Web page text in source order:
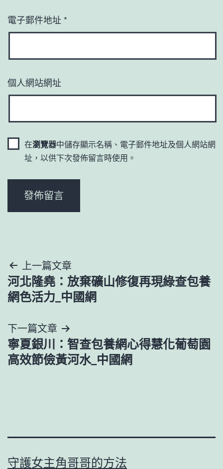
電子郵件地址 *
個人網站網址
在瀏覽器中儲存顯示名稱、電子郵件地址及個人網站網
址，以供下次發佈留言時使用。
文
章
覽
上一篇文章
河北隆堯：放棄礦山修復再現綠查包養
網色活力_中國網
下一篇文章
寧夏銀川：智查包養網心得慧化葡萄園
高效節儉黃河水_中國網
守護女主角哥哥的方法